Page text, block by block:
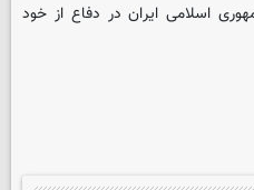
اسلامی ایران در دفاع از خود